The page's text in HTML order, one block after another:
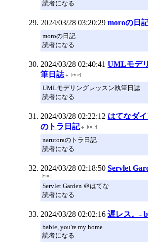
読者になる
2024/03/28 03:20:29 moroの日
moroの日記
読者になる
2024/03/28 02:40:41 UMLモデ
筆日誌
UMLモデリングレッスン執筆日誌
読者になる
2024/03/28 02:22:12 はてなダ
のトラ日記
narutoraのトラ日記
読者になる
2024/03/28 02:18:50 Servlet
Servlet Garden ＠はてな
読者になる
2024/03/28 02:02:16 遅レス。-
babie, you're my home
読者になる